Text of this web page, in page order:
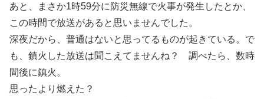
あと、まさか1時59分に防災無線で火事が発生したとか、
この時間で放送があると思いませんでした。
深夜だから、普通はないと思ってるものが起きている。で
も、鎮火した放送は聞こえてませんね？ 調べたら、数時
間後に鎮火。
思ったより燃えた？